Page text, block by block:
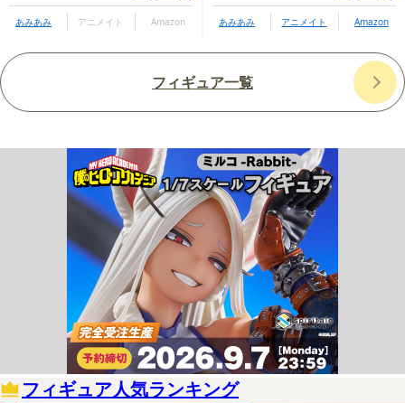
あみあみ アニメイト Amazon あみあみ アニメイト Amazon
フィギュア一覧
フィギュア人気ランキング